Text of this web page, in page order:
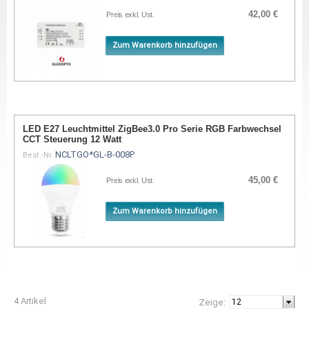
Preis exkl. Ust. 42,00 €
Zum Warenkorb hinzufügen
LED E27 Leuchtmittel ZigBee3.0 Pro Serie RGB Farbwechsel
CCT Steuerung 12 Watt
Best.-Nr. NCLTGO*GL-B-008P
Preis exkl. Ust. 45,00 €
Zum Warenkorb hinzufügen
4 Artikel Zeige: